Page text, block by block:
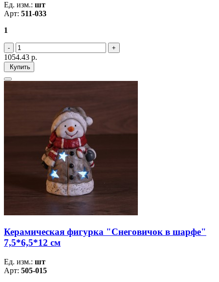
Ед. изм.: шт
Арт: 511-033
1
1054.43 р.
Купить
Керамическая фигурка "Снеговичок в шарфе"
7,5*6,5*12 см
Ед. изм.: шт
Арт: 505-015